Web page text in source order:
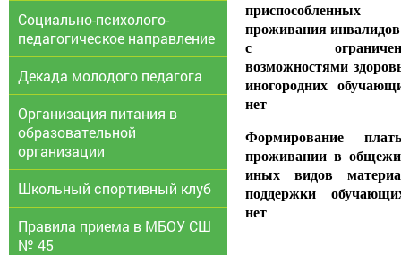
Социально-психолого-
педагогическое направление
Декада молодого педагога
Организация питания в
образовательной
организации
Школьный спортивный клуб
Правила приема в МБОУ СШ
№ 45
проживания
с
возможностями
иногородних
нет
Формирование
проживании в
иных видов
поддержки
нет